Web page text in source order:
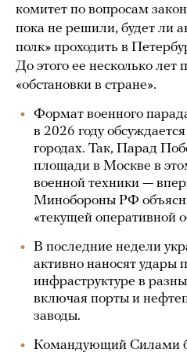
комитет по вопросам
пока не решили, будет ли
полк» проходить в
До этого ее несколько лет
«обстановки в стране».
Формат военного
в 2026 году
городах. Так, Парад
площади в Москве в
военной техники —
Минобороны РФ
«текущей оперативной
В последние недели
активно наносят
инфраструктуре в
включая порты и
заводы.
Командующий Силами